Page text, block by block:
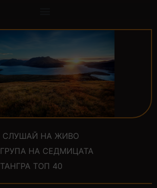
СЛУШАЙ НА ЖИВО
ГРУПА НА СЕДМИЦАТА
ТАНГРА ТОП 40